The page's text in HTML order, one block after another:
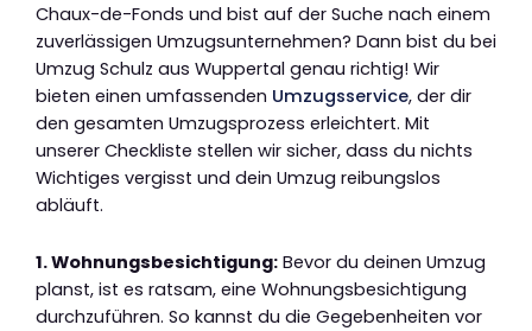
Chaux-de-Fonds und bist auf der Suche nach einem
zuverlässigen Umzugsunternehmen? Dann bist du bei
Umzug Schulz aus Wuppertal genau richtig! Wir
bieten einen umfassenden Umzugsservice, der dir
den gesamten Umzugsprozess erleichtert. Mit
unserer Checkliste stellen wir sicher, dass du nichts
Wichtiges vergisst und dein Umzug reibungslos
abläuft.
1. Wohnungsbesichtigung: Bevor du deinen Umzug
planst, ist es ratsam, eine Wohnungsbesichtigung
durchzuführen. So kannst du die Gegebenheiten vor